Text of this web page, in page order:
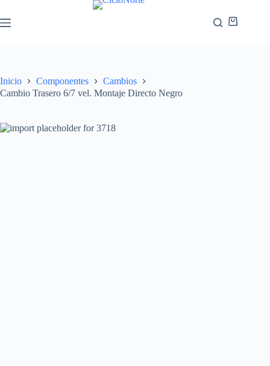
Inicio Componentes
Cambios
Cambio Trasero 6/7 vel. Montaje Directo Negro